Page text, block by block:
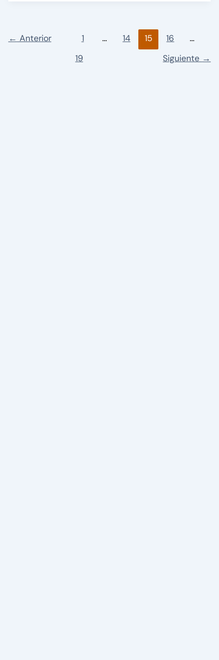
← Anterior 1 … 14 15 16
…
19
Siguiente →